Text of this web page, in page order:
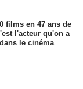
films en 47 ans de
l'acteur qu'on a
le cinéma